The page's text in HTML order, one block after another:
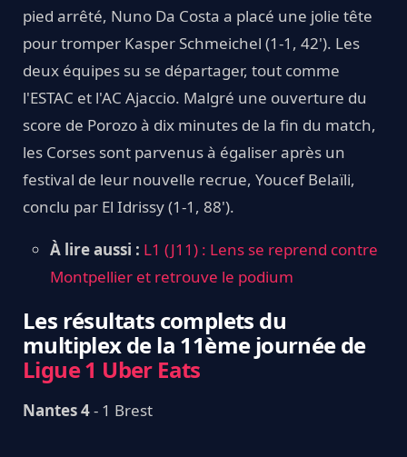
pied arrêté, Nuno Da Costa a placé une jolie tête
pour tromper Kasper Schmeichel (1-1, 42'). Les
deux équipes su se départager, tout comme
l'ESTAC et l'AC Ajaccio. Malgré une ouverture du
score de Porozo à dix minutes de la fin du match,
les Corses sont parvenus à égaliser après un
festival de leur nouvelle recrue, Youcef Belaïli,
conclu par El Idrissy (1-1, 88').
À lire aussi : L1 (J11) : Lens se reprend contre
Montpellier et retrouve le podium
Les résultats complets du
multiplex de la 11ème journée de
Ligue 1 Uber Eats
Nantes 4- 1 Brest